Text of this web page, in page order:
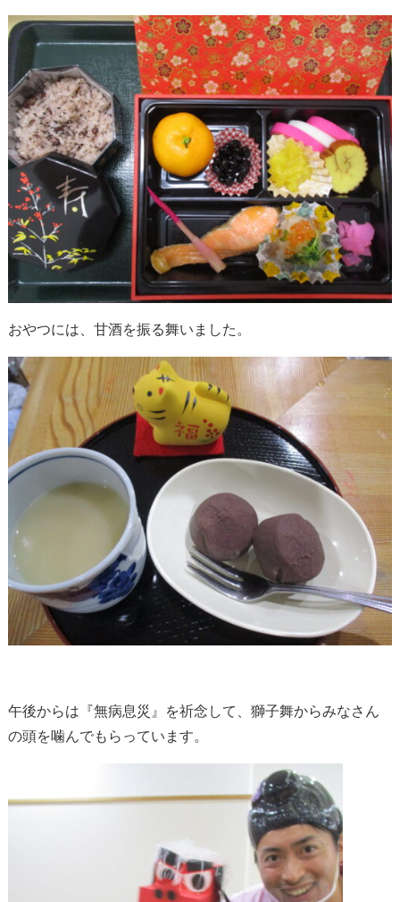
おやつには、甘酒を振る舞いました。
午後からは『無病息災』を祈念して、獅子舞からみなさん
の頭を噛んでもらっています。